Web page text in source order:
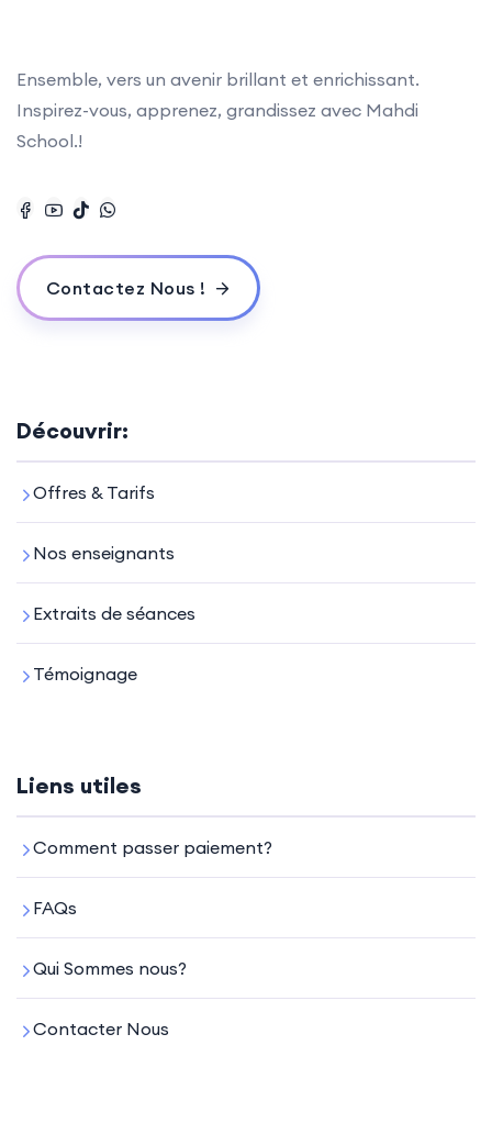
Ensemble, vers un avenir brillant et enrichissant.
Inspirez-vous, apprenez, grandissez avec Mahdi
School.!
Contactez Nous !
Découvrir:
Offres & Tarifs
Nos enseignants
Extraits de séances
Témoignage
Liens utiles
Comment passer paiement?
FAQs
Qui Sommes nous?
Contacter Nous